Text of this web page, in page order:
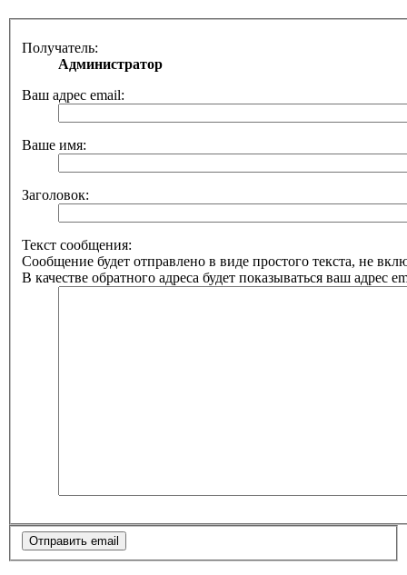
Получатель:
Администратор
Ваш адрес email:
Ваше имя:
Заголовок:
Текст сообщения:
Сообщение будет отправлено в виде простого текста, не
В качестве обратного адреса будет показываться ваш адрес